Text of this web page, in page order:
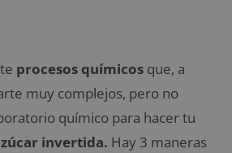
procesos químicos que, a
muy complejos, pero no
químico para hacer tu
invertida. Hay 3 maneras